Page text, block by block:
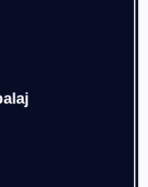
Ankara Sanayi